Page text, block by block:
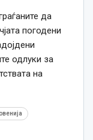
да
погодени
одлуки за
на